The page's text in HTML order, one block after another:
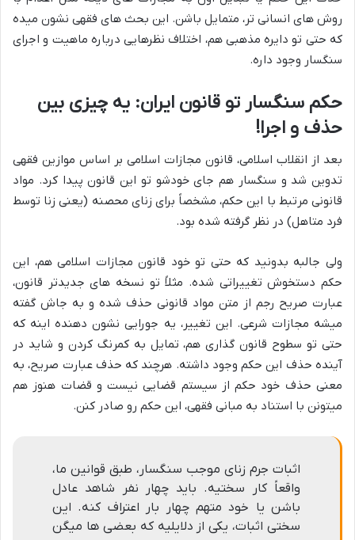
روش های انسانی تر، متمایل باشن. این بحث های فقهی نشون میده
که حتی تو دایره مذهبی هم، اختلاف نظرهایی درباره ماهیت و اجرای
سنگسار وجود داره.
حکم سنگسار تو قانون ایران: یه چیزی بین
حذف و اجرا!
بعد از انقلاب اسلامی، قانون مجازات اسلامی بر اساس موازین فقهی
تدوین شد و سنگسار هم جای خودشو تو این قانون پیدا کرد. مواد
قانونی مرتبط با این حکم، مشخصاً برای زنای محصنه (یعنی زنا توسط
فرد متاهل) در نظر گرفته شده بود.
ولی جالبه بدونید که حتی تو خود قانون مجازات اسلامی هم، این
حکم دستخوش تغییراتی شده. مثلاً تو نسخه های جدیدتر قانون،
عبارت صریح رجم از متن مواد قانونی حذف شده و به جاش گفته
میشه مجازات شرعی. این تغییر، یه جورایی نشون دهنده اینه که
حتی تو سطوح قانون گذاری هم، تمایل به کمرنگ کردن و شاید در
آینده حذف این حکم وجود داشته. هرچند که حذف عبارت صریح، به
معنی حذف خود حکم از سیستم قضایی نیست و قضات هنوز هم
میتونن با استناد به مبانی فقهی، این حکم رو صادر کنن.
اثبات جرم زنای موجب سنگسار، طبق قوانین ما،
واقعاً کار سختیه. باید چهار نفر شاهد عادل
باشن یا خود متهم چهار بار اعتراف کنه. این
سختی اثبات، یکی از دلایلیه که بعضی ها میگن